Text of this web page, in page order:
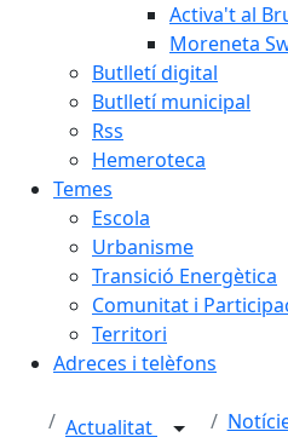
Activa't al
Moreneta
Butlletí digital
Butlletí municipal
Rss
Hemeroteca
Temes
Escola
Urbanisme
Transició Energètica
Comunitat i
Territori
Adreces i telèfons
Actualitat